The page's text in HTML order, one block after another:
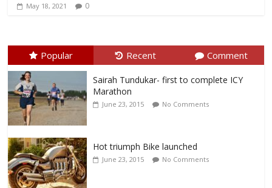
May 18, 2021 0
Popular Recent Comment
Sairah Tundukar- first to complete ICY
Marathon
June 23, 2015 No Comments
Hot triumph Bike launched
June 23, 2015 No Comments